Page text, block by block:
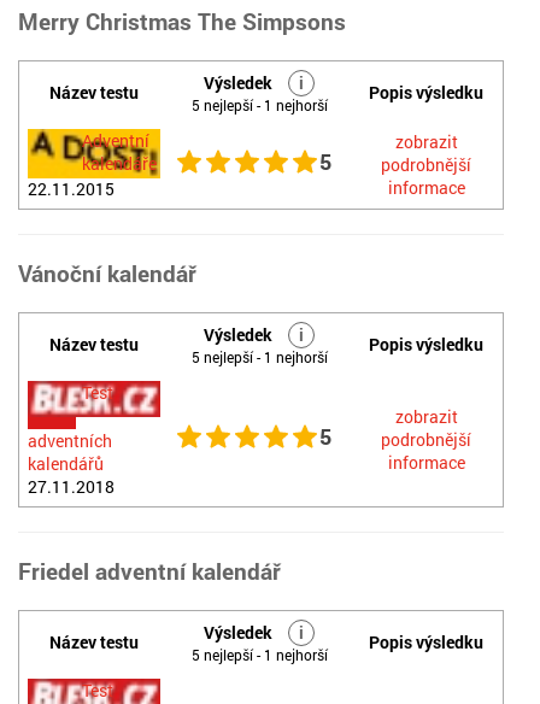
Merry Christmas The Simpsons
Název testu Výsledek i
5 nejlepší - 1 nejhorší
Popis výsledku
Adventní
kalendáře
22.11.2015
5
zobrazit
podrobnější
informace
Vánoční kalendář
Název testu Výsledek i
5 nejlepší - 1 nejhorší
Popis výsledku
Test
adventních
kalendářů
27.11.2018
5
zobrazit
podrobnější
informace
Friedel adventní kalendář
Název testu Výsledek i
5 nejlepší - 1 nejhorší
Popis výsledku
Test